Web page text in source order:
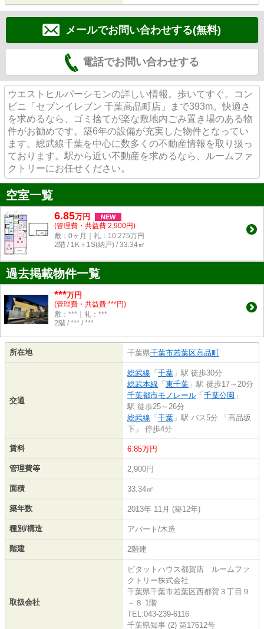
メールでお問い合わせする(無料)
電話でお問い合わせする
ウエストヒルパーシモンの詳しい情報。歩いてすぐ。コン
ビニ「セブンイレブン 千葉高品町店」まで393m。快適さ
を求めるなら、ゴミ捨てが楽な敷地内ごみ置き場のある物
件がお勧めです。築6年の設備が充実した物件となってい
ます。総武線千葉を中心に数多くの不動産情報を取り扱っ
ております。駅から近い不動産を求めるなら、ルームファ
クトリーにお任せください。
空室一覧
6.85万円 NEW
(管理費・共益費 2,900円)
敷：0ヶ月｜礼：10.275万円
2階 / 1K＋1S(納戸) / 33.34㎡
過去掲載物件一覧
***万円
(管理費・共益費 ***円)
敷：***｜礼：***
2階 / *** / ***
所在地 千葉県千葉市若葉区高品町
交通
総武線 「 千葉 」駅 徒歩30分
総武本線 「 東千葉 」駅 徒歩17～20分
千葉都市モノレール 「 千葉公園 」
駅 徒歩25～26分
総武線 「 千葉 」駅 バス5分 「高品坂
下」 停歩4分
賃料 6.85万円
管理費等 2,900円
面積 33.34㎡
築年数 2013年 11月 (築12年)
種別/構造 アパート/木造
階建 2階建
取扱会社
ピタットハウス都賀店 ルームファ
クトリー株式会社
千葉県千葉市若葉区西都賀３丁目９
－８ 1階
TEL:043-239-6116
千葉県知事 (2) 第17612号